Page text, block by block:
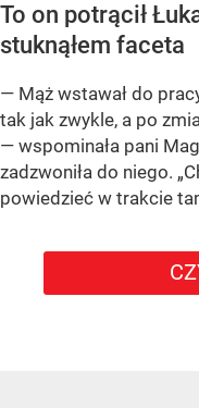
To on potrącił
stuknąłem faceta
— Mąż wstawał do
tak jak zwykle, a po
— wspominała pani
zadzwoniła do niego.
powiedzieć w trakcie